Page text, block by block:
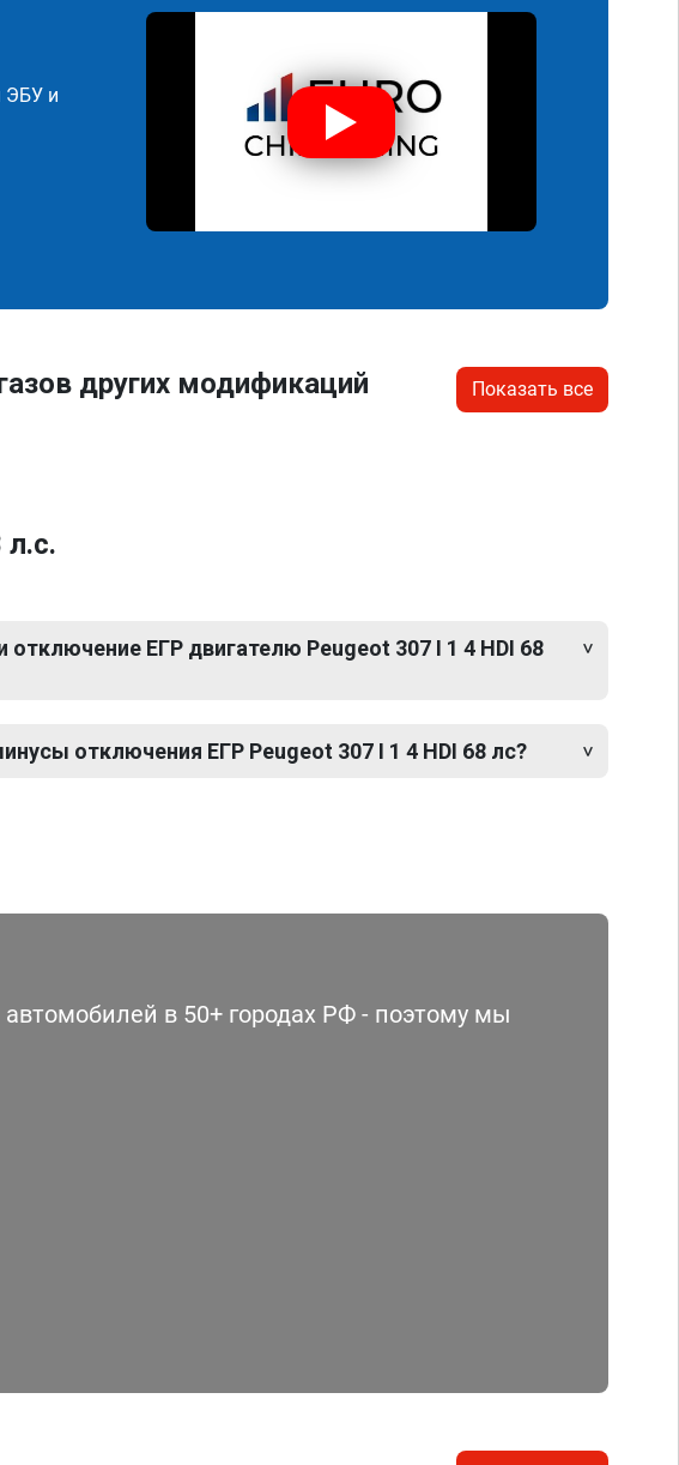
ЭБУ и
других модификаций
Показать все
отключение ЕГР двигателю Peugeot 307 I 1 4 HDI 68
отключения ЕГР Peugeot 307 I 1 4 HDI 68 лс?
в 50+ городах РФ - поэтому мы